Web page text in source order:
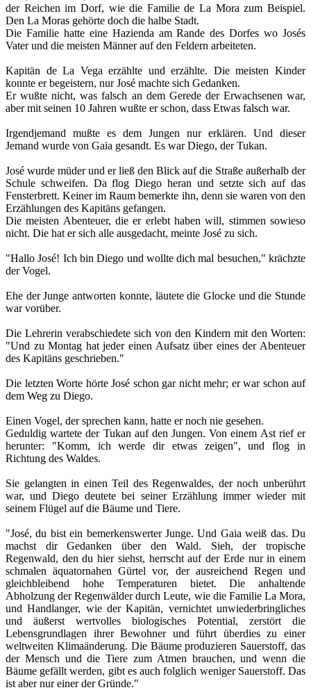
der Reichen im Dorf, wie die Familie de La Mora zum Beispiel.
Den La Moras gehörte doch die halbe Stadt.
Die Familie hatte eine Hazienda am Rande des Dorfes wo Josés
Vater und die meisten Männer auf den Feldern arbeiteten.
Kapitän de La Vega erzählte und erzählte. Die meisten Kinder
konnte er begeistern, nur José machte sich Gedanken.
Er wußte nicht, was falsch an dem Gerede der Erwachsenen war,
aber mit seinen 10 Jahren wußte er schon, dass Etwas falsch war.
Irgendjemand mußte es dem Jungen nur erklären. Und dieser
Jemand wurde von Gaia gesandt. Es war Diego, der Tukan.
José wurde müder und er ließ den Blick auf die Straße außerhalb der
Schule schweifen. Da flog Diego heran und setzte sich auf das
Fensterbrett. Keiner im Raum bemerkte ihn, denn sie waren von den
Erzählungen des Kapitäns gefangen.
Die meisten Abenteuer, die er erlebt haben will, stimmen sowieso
nicht. Die hat er sich alle ausgedacht, meinte José zu sich.
"Hallo José! Ich bin Diego und wollte dich mal besuchen," krächzte
der Vogel.
Ehe der Junge antworten konnte, läutete die Glocke und die Stunde
war vorüber.
Die Lehrerin verabschiedete sich von den Kindern mit den Worten:
"Und zu Montag hat jeder einen Aufsatz über eines der Abenteuer
des Kapitäns geschrieben."
Die letzten Worte hörte José schon gar nicht mehr; er war schon auf
dem Weg zu Diego.
Einen Vogel, der sprechen kann, hatte er noch nie gesehen.
Geduldig wartete der Tukan auf den Jungen. Von einem Ast rief er
herunter: "Komm, ich werde dir etwas zeigen", und flog in
Richtung des Waldes.
Sie gelangten in einen Teil des Regenwaldes, der noch unberührt
war, und Diego deutete bei seiner Erzählung immer wieder mit
seinem Flügel auf die Bäume und Tiere.
"José, du bist ein bemerkenswerter Junge. Und Gaia weiß das. Du
machst dir Gedanken über den Wald. Sieh, der tropische
Regenwald, den du hier siehst, herrscht auf der Erde nur in einem
schmalen äquatornahen Gürtel vor, der ausreichend Regen und
gleichbleibend hohe Temperaturen bietet. Die anhaltende
Abholzung der Regenwälder durch Leute, wie die Familie La Mora,
und Handlanger, wie der Kapitän, vernichtet unwiederbringliches
und äußerst wertvolles biologisches Potential, zerstört die
Lebensgrundlagen ihrer Bewohner und führt überdies zu einer
weltweiten Klimaänderung. Die Bäume produzieren Sauerstoff, das
der Mensch und die Tiere zum Atmen brauchen, und wenn die
Bäume gefällt werden, gibt es auch folglich weniger Sauerstoff. Das
ist aber nur einer der Gründe."